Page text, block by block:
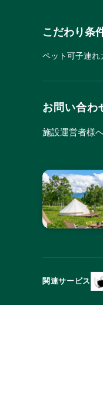
こだわり条
ペット可子連れ
お問い合わ
施設運営者様
関連サービス